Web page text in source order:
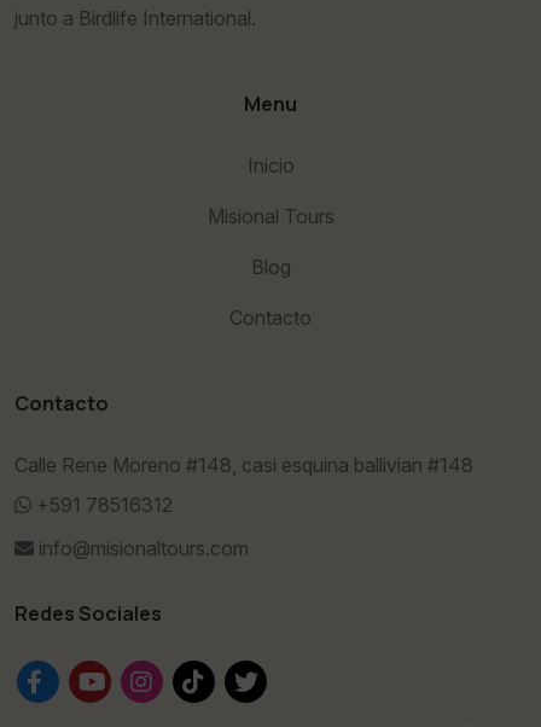
junto a Birdlife International.
Menu
Inicio
Misional Tours
Blog
Contacto
Contacto
Calle Rene Moreno #148, casi esquina ballivian #148
+591 78516312
info@misionaltours.com
Redes Sociales